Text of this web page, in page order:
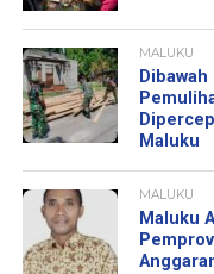
MALUKU
Maluku
MALUKU
Maluku